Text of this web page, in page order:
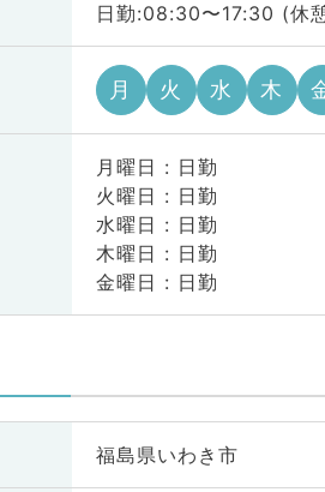
日勤:08:30〜17:30 (休
月 火 水 木
月曜日 : 日勤
火曜日 : 日勤
水曜日 : 日勤
木曜日 : 日勤
金曜日 : 日勤
福島県いわき市